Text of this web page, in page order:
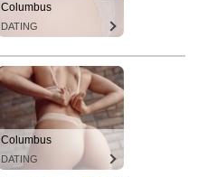
Columbus
DATING
Columbus
DATING